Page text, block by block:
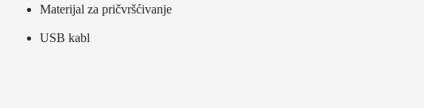
Materijal za pričvršćivanje
USB kabl